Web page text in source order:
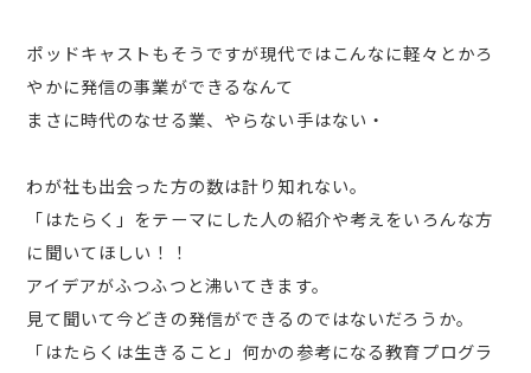
ポッドキャストもそうですが現代ではこんなに軽々とかろ
やかに発信の事業ができるなんて
まさに時代のなせる業、やらない手はない・
わが社も出会った方の数は計り知れない。
「はたらく」をテーマにした人の紹介や考えをいろんな方
に聞いてほしい！！
アイデアがふつふつと沸いてきます。
見て聞いて今どきの発信ができるのではないだろうか。
「はたらくは生きること」何かの参考になる教育プログラ